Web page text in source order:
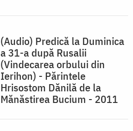
(Audio) Predică la Duminica
a 31-a după Rusalii
(Vindecarea orbului din
Ierihon) - Părintele
Hrisostom Dănilă de la
Mănăstirea Bucium - 2011